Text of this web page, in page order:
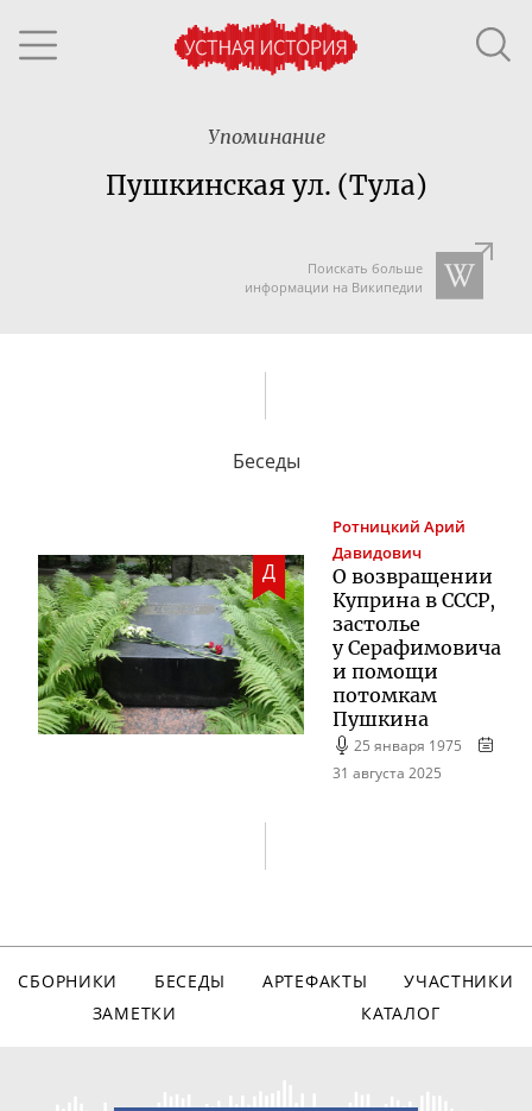
Упоминание
Пушкинская ул. (Тула)
Поискать больше
информации на Википедии
Беседы
Д
Ротницкий Арий
Давидович
О возвращении
Куприна в СССР,
застолье
у Серафимовича
и помощи
потомкам
Пушкина
25 января 1975
31 августа 2025
СБОРНИКИ БЕСЕДЫ АРТЕФАКТЫ
УЧАСТНИКИ
ЗАМЕТКИ
КАТАЛОГ